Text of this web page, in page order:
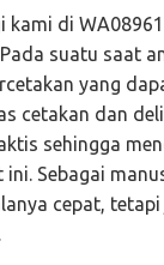
kami di
suatu saat
yang
cetakan dan
sehingga
Sebagai
cepat,